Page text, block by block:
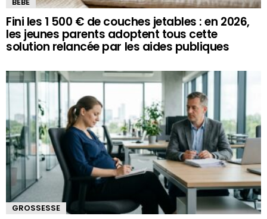
BÉBÉ
Fini les 1 500 € de couches jetables : en 2026,
les jeunes parents adoptent tous cette
solution relancée par les aides publiques
GROSSESSE